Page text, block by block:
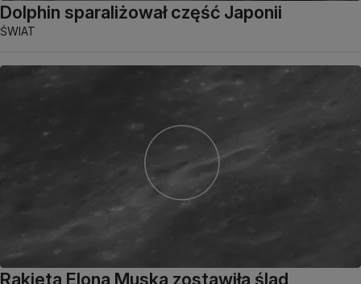
Dolphin sparaliżował część Japonii
ŚWIAT
Rakieta Elona Muska zostawiła ślad